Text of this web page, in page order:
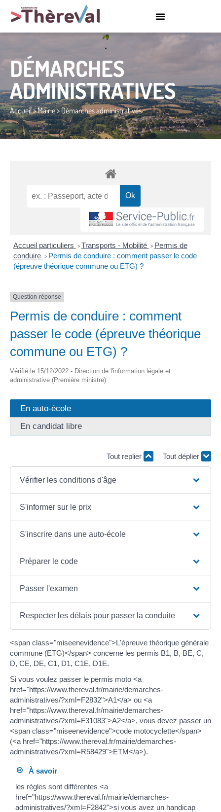
DÉMARCHES
ADMINISTRATIVES
Accueil>Mairie>Démarches administratives
Accueil particuliers > Transports - Mobilité > Permis de
conduire > Permis de conduire : comment passer le code
(épreuve théorique commune ou ETG) ?
Question-réponse
Permis de conduire : comment
passer le code (épreuve théorique
commune ou ETG) ?
Vérifié le 15/12/2022 - Direction de l'information légale et
administrative (Première ministre)
En auto-école
En candidat libre
Tout replier Tout déplier
Vérifier les conditions d'âge
S'informer sur le prix
S'inscrire dans une auto-école
Préparer le code
Passer l'examen
Respecter les délais pour passer la conduite
<span class="miseenevidence">L'épreuve théorique générale
commune (ETG)</span> concerne les permis B1, B, BE, C,
D, CE, DE, C1, D1, C1E, D1E.
Si vous voulez passer le permis moto <a
href="https://www.thereval.fr/mairie/demarches-
administratives/?xml=F2832">A1</a> ou <a
href="https://www.thereval.fr/mairie/demarches-
administratives/?xml=F31083">A2</a>, vous devez passer un
<span class="miseenevidence">code motocyclette</span>
(<a href="https://www.thereval.fr/mairie/demarches-
administratives/?xml=R58429">ETM</a>).
À savoir
les règles sont différentes <a
href="https://www.thereval.fr/mairie/demarches-
administratives/?xml=F2842">si vous avez un handicap